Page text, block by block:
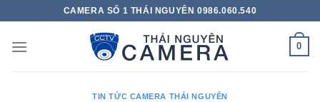
nội
CAMERA SỐ 1 THÁI NGUYÊN 0986.060.540
0
TIN TỨC CAMERA THÁI NGUYÊN